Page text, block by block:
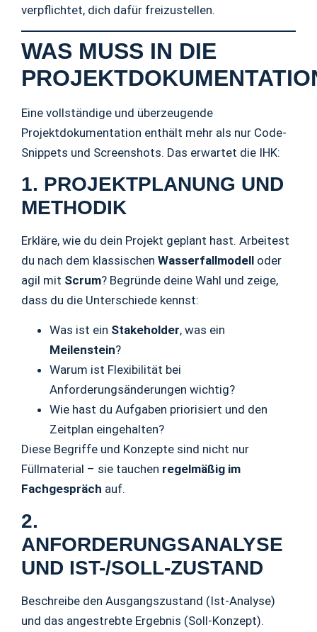
verpflichtet, dich dafür freizustellen.
WAS MUSS IN DIE
Eine vollständige und überzeugende
Projektdokumentation enthält mehr als nur Code-
Snippets und Screenshots. Das erwartet die IHK:
1. PROJEKTPLANUNG UND
METHODIK
Erkläre, wie du dein Projekt geplant hast. Arbeitest
du nach dem klassischen Wasserfallmodell oder
agil mit Scrum? Begründe deine Wahl und zeige,
dass du die Unterschiede kennst:
Was ist ein Stakeholder, was ein
Meilenstein?
Warum ist Flexibilität bei
Anforderungsänderungen wichtig?
Wie hast du Aufgaben priorisiert und den
Zeitplan eingehalten?
Diese Begriffe und Konzepte sind nicht nur
Füllmaterial – sie tauchen regelmäßig im
Fachgespräch auf.
2.
ANFORDERUNGSANALYSE
UND IST-/SOLL-ZUSTAND
Beschreibe den Ausgangszustand (Ist-Analyse)
und das angestrebte Ergebnis (Soll-Konzept).